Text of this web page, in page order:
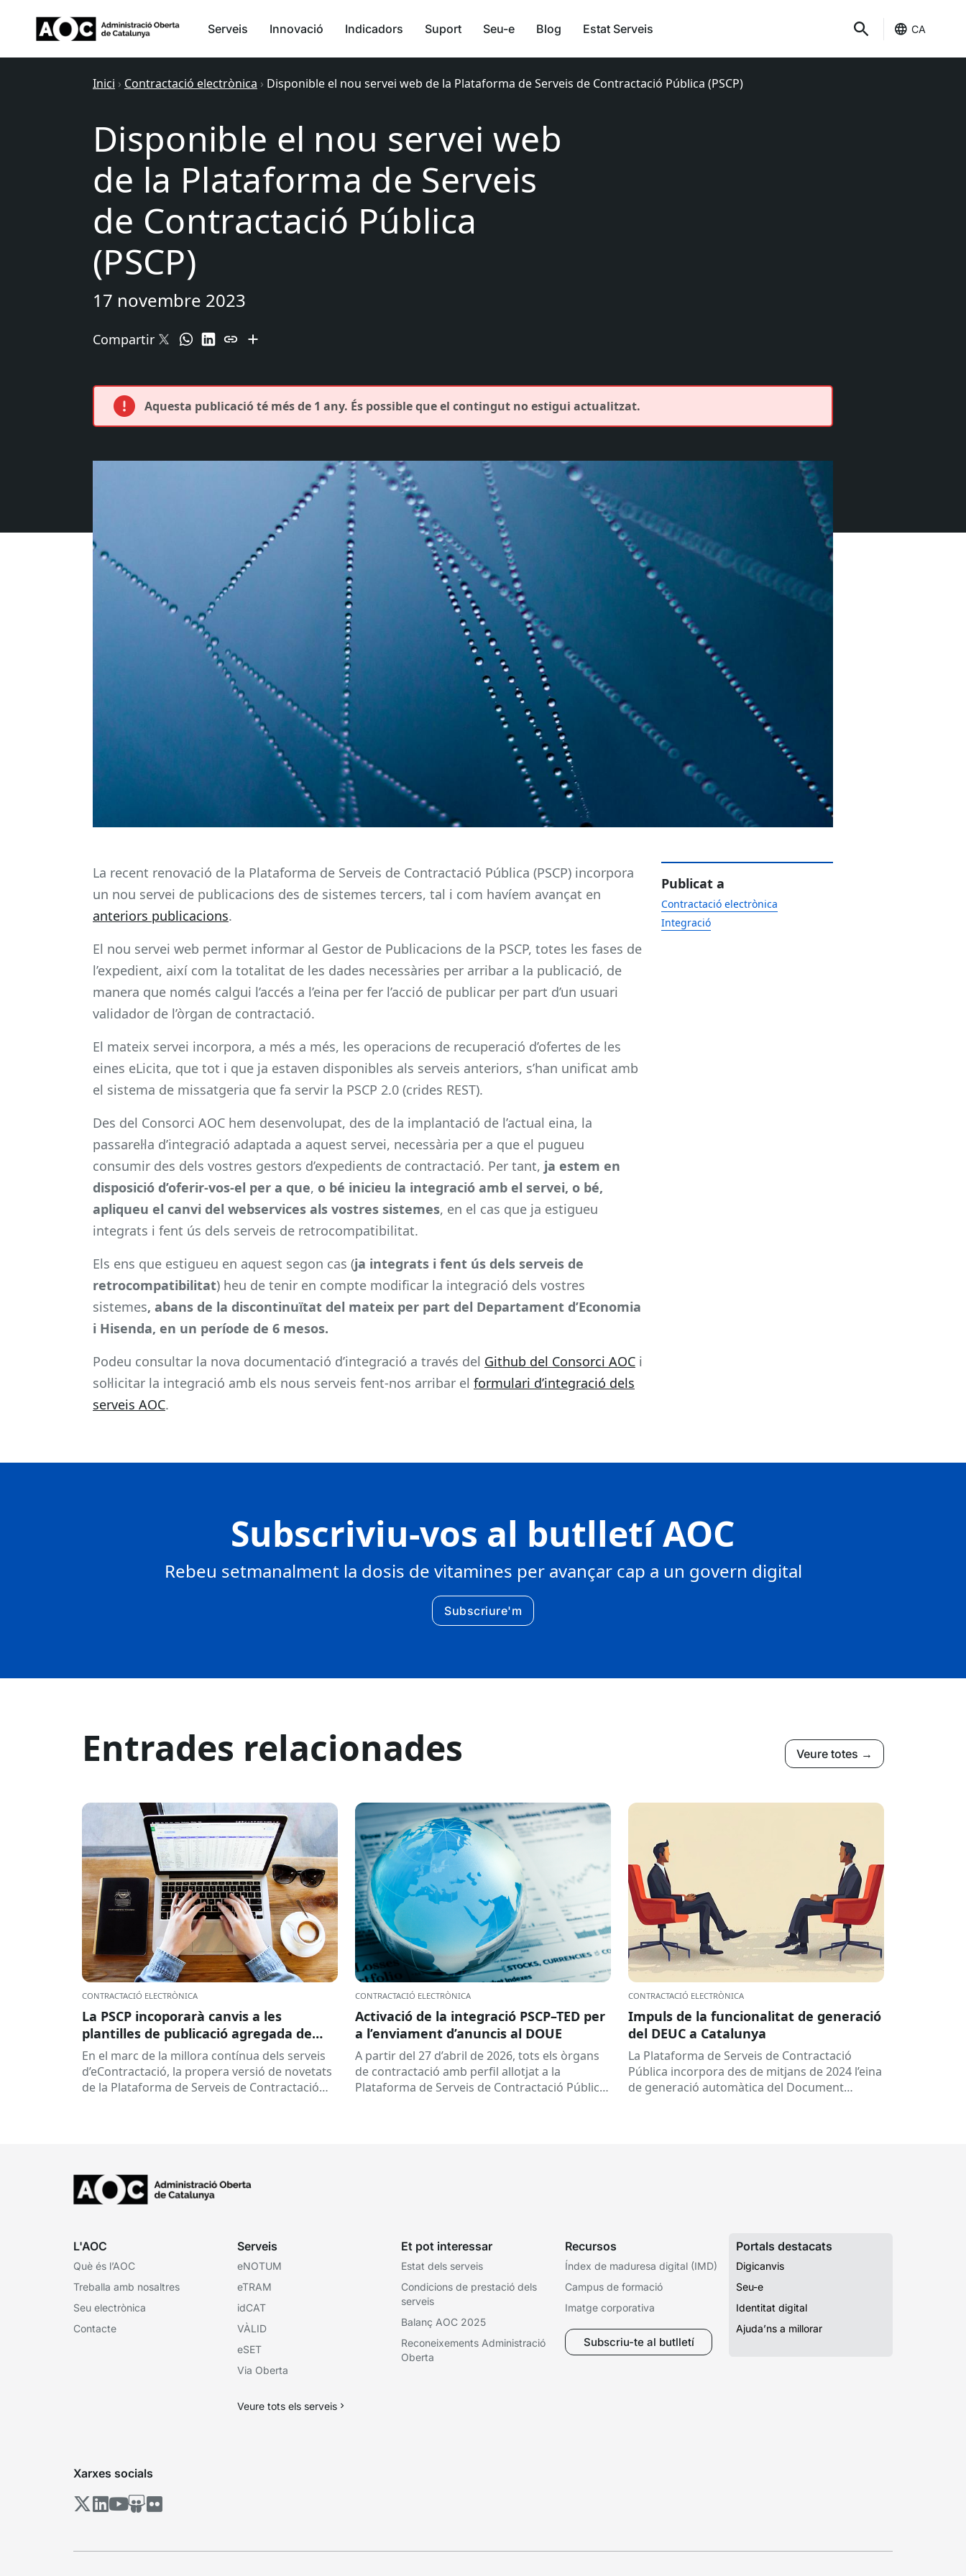
Serveis Innovació Indicadors Suport Seu-e Blog Estat Serveis CA
Inici › Contractació electrònica › Disponible el nou servei web de la Plataforma de Serveis de Contractació Pública (PSCP)
Disponible el nou servei web
de la Plataforma de Serveis
de Contractació Pública
(PSCP)
17 novembre 2023
Compartir
Aquesta publicació té més de 1 any. És possible que el contingut no estigui actualitzat.
La recent renovació de la Plataforma de Serveis de Contractació Pública (PSCP) incorpora
un nou servei de publicacions des de sistemes tercers, tal i com havíem avançat en
anteriors publicacions.
El nou servei web permet informar al Gestor de Publicacions de la PSCP, totes les fases de
l’expedient, així com la totalitat de les dades necessàries per arribar a la publicació, de
manera que només calgui l’accés a l’eina per fer l’acció de publicar per part d’un usuari
validador de l’òrgan de contractació.
El mateix servei incorpora, a més a més, les operacions de recuperació d’ofertes de les
eines eLicita, que tot i que ja estaven disponibles als serveis anteriors, s’han unificat amb
el sistema de missatgeria que fa servir la PSCP 2.0 (crides REST).
Des del Consorci AOC hem desenvolupat, des de la implantació de l’actual eina, la
passarel·la d’integració adaptada a aquest servei, necessària per a que el pugueu
consumir des dels vostres gestors d’expedients de contractació. Per tant, ja estem en
disposició d’oferir-vos-el per a que, o bé inicieu la integració amb el servei, o bé,
apliqueu el canvi del webservices als vostres sistemes, en el cas que ja estigueu
integrats i fent ús dels serveis de retrocompatibilitat.
Els ens que estigueu en aquest segon cas (ja integrats i fent ús dels serveis de
retrocompatibilitat) heu de tenir en compte modificar la integració dels vostres
sistemes, abans de la discontinuïtat del mateix per part del Departament d’Economia
i Hisenda, en un període de 6 mesos.
Podeu consultar la nova documentació d’integració a través del Github del Consorci AOC i
sol·licitar la integració amb els nous serveis fent-nos arribar el formulari d’integració dels
serveis AOC.
Publicat a
Contractació electrònica
Integració
Subscriviu-vos al butlletí AOC
Rebeu setmanalment la dosis de vitamines per avançar cap a un govern digital
Subscriure'm
Entrades relacionades Veure totes →
CONTRACTACIÓ ELECTRÒNICA
La PSCP incoporarà canvis a les
plantilles de publicació agregada de
contractes per millorar la integració
amb el RPC
En el marc de la millora contínua dels serveis
d’eContractació, la propera versió de novetats
de la Plataforma de Serveis de Contractació
CONTRACTACIÓ ELECTRÒNICA
Activació de la integració PSCP–TED per
a l’enviament d’anuncis al DOUE
A partir del 27 d’abril de 2026, tots els òrgans
de contractació amb perfil allotjat a la
Plataforma de Serveis de Contractació Pública
CONTRACTACIÓ ELECTRÒNICA
Impuls de la funcionalitat de generació
del DEUC a Catalunya
La Plataforma de Serveis de Contractació
Pública incorpora des de mitjans de 2024 l’eina
de generació automàtica del Document
L'AOC
Què és l’AOC
Treballa amb nosaltres
Seu electrònica
Contacte
Serveis
eNOTUM
eTRAM
idCAT
VÀLID
eSET
Via Oberta
Veure tots els serveis
Et pot interessar
Estat dels serveis
Condicions de prestació dels
serveis
Balanç AOC 2025
Reconeixements Administració
Oberta
Recursos
Índex de maduresa digital (IMD)
Campus de formació
Imatge corporativa
Subscriu-te al butlletí
Portals destacats
Digicanvis
Seu-e
Identitat digital
Ajuda’ns a millorar
Xarxes socials